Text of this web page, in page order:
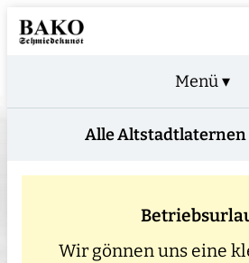
Menü ▾
Alle Altstadtlaternen
Wir gönnen uns eine